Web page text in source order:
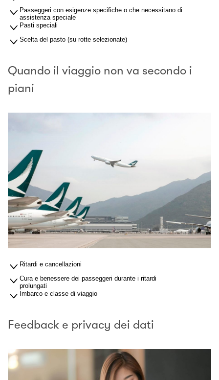
Passeggeri con esigenze specifiche o che necessitano di
assistenza speciale
Pasti speciali
Scelta del pasto (su rotte selezionate)
Quando il viaggio non va secondo i
piani
Ritardi e cancellazioni
Cura e benessere dei passeggeri durante i ritardi
prolungati
Imbarco e classe di viaggio
Feedback e privacy dei dati